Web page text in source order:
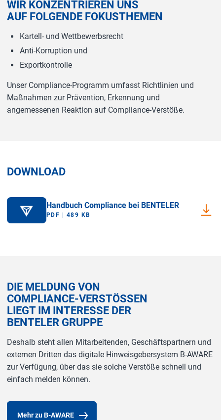
WIR KONZENTRIEREN UNS
AUF FOLGENDE FOKUSTHEMEN
Kartell- und Wettbewerbsrecht
Anti-Korruption und
Exportkontrolle
Unser Compliance-Programm umfasst Richtlinien und
Maßnahmen zur Prävention, Erkennung und
angemessenen Reaktion auf Compliance-Verstöße.
DOWNLOAD
Handbuch Compliance bei BENTELER
PDF | 489 KB
DIE MELDUNG VON
COMPLIANCE-VERSTÖSSEN
LIEGT IM INTERESSE DER
BENTELER GRUPPE
Deshalb steht allen Mitarbeitenden, Geschäftspartnern und
externen Dritten das digitale Hinweisgebersystem B-AWARE
zur Verfügung, über das sie solche Verstöße schnell und
einfach melden können.
Mehr zu B-AWARE